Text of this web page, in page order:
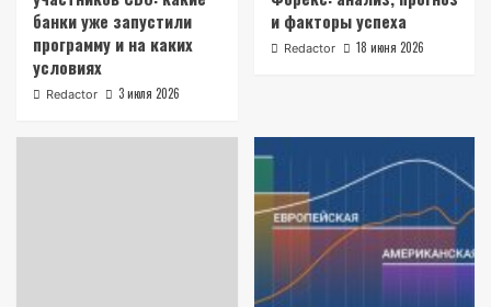
банки уже запустили
программу и на каких
условиях
Redactor 3 июля 2026
и факторы успеха
Redactor 18 июня 2026